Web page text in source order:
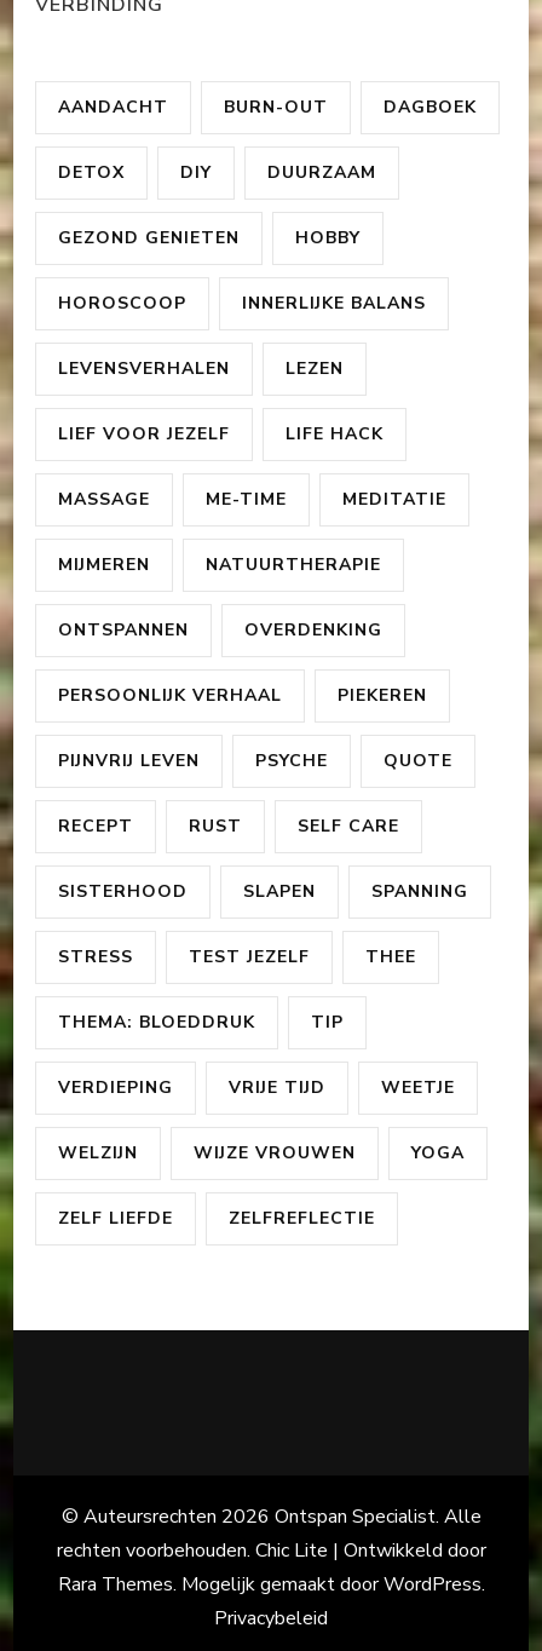
AANDACHT BURN-OUT DAGBOEK
DETOX DIY DUURZAAM
GEZOND GENIETEN HOBBY
HOROSCOOP INNERLIJKE BALANS
LEVENSVERHALEN LEZEN
LIEF VOOR JEZELF LIFE HACK
MASSAGE ME-TIME MEDITATIE
MIJMEREN NATUURTHERAPIE
ONTSPANNEN OVERDENKING
PERSOONLIJK VERHAAL PIEKEREN
PIJNVRIJ LEVEN PSYCHE QUOTE
RECEPT RUST SELF CARE
SISTERHOOD SLAPEN SPANNING
STRESS TEST JEZELF THEE
THEMA: BLOEDDRUK TIP
VERDIEPING VRIJE TIJD WEETJE
WELZIJN WIJZE VROUWEN YOGA
ZELF LIEFDE ZELFREFLECTIE
© Auteursrechten 2026 Ontspan Specialist. Alle
rechten voorbehouden. Chic Lite | Ontwikkeld door
Rara Themes. Mogelijk gemaakt doorWordPress.
Privacybeleid